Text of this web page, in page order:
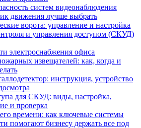
систем видеонаблюдения
движения лучше выбрать
ворота: управление и настройка
и управления доступом (СКУД)
электроснабжения офиса
извещателей: как, когда и
инструкция, устройство
для СКУД: виды, настройка,
и проверка
времени: как ключевые системы
помогают бизнесу держать все под